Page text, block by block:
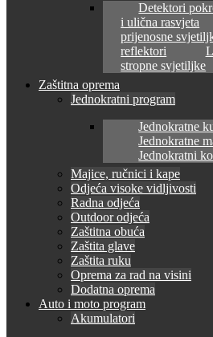
Detektori
i ulična rasvjeta
prijenosne
reflektori
stropne svjetiljke
Zaštitna oprema
Jednokratni program
Jednokratne
Jednokratne
Jednokratni
Majice, ručnici i kape
Odjeća visoke vidljivosti
Radna odjeća
Outdoor odjeća
Zaštitna obuća
Zaštita glave
Zaštita ruku
Oprema za rad na visini
Dodatna oprema
Auto i moto program
Akumulatori